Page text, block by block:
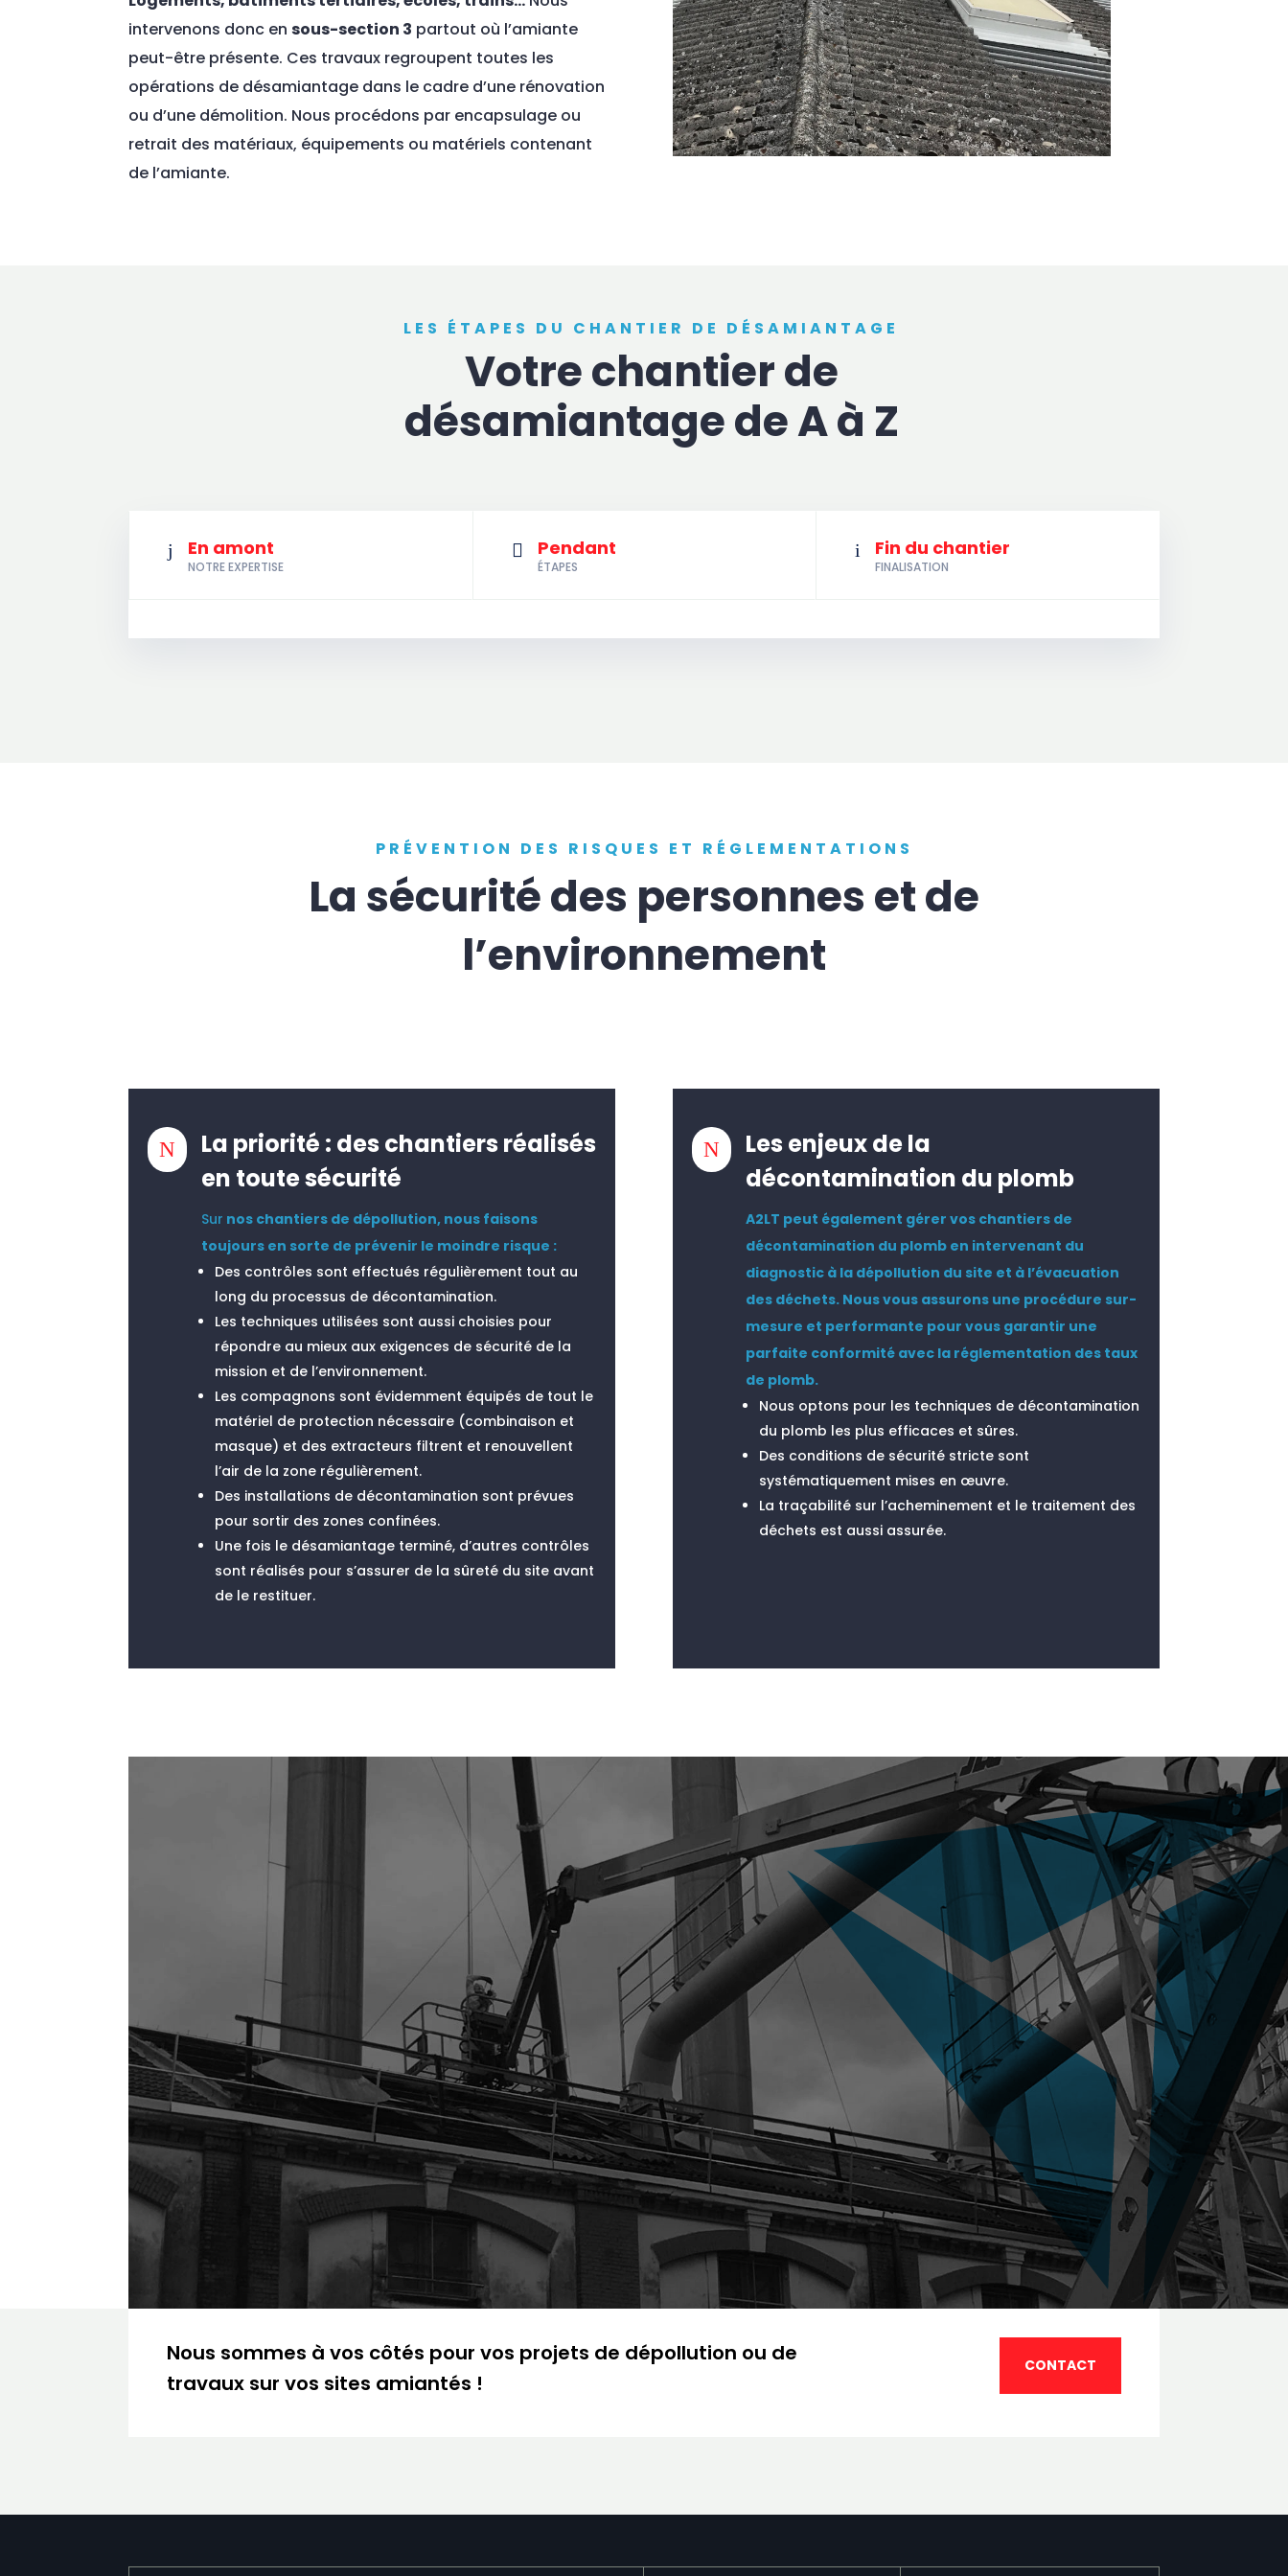
intervenons donc ensous-section 3 partout où l’amiante
peut-être présente. Ces travaux regroupent toutes les
opérations de désamiantage dans le cadre d’une rénovation
ou d’une démolition. Nous procédons par encapsulage ou
retrait des matériaux, équipements ou matériels contenant
de l’amiante.
LES ÉTAPES DU CHANTIER DE DÉSAMIANTAGE
Votre chantier de
désamiantage de A à Z
j En amont
NOTRE EXPERTISE
 Pendant
ÉTAPES
i Fin du chantier
FINALISATION
PRÉVENTION DES RISQUES ET RÉGLEMENTATIONS
La sécurité des personnes et de
l’environnement
N
La priorité : des chantiers réalisés
en toute sécurité
Sur nos chantiers de dépollution, nous faisons
toujours en sorte de prévenir le moindre risque :
Des contrôles sont effectués régulièrement tout au
long du processus de décontamination.
Les techniques utilisées sont aussi choisies pour
répondre au mieux aux exigences de sécurité de la
mission et de l’environnement.
Les compagnons sont évidemment équipés de tout le
matériel de protection nécessaire (combinaison et
masque) et des extracteurs filtrent et renouvellent
l’air de la zone régulièrement.
Des installations de décontamination sont prévues
pour sortir des zones confinées.
Une fois le désamiantage terminé, d’autres contrôles
sont réalisés pour s’assurer de la sûreté du site avant
de le restituer.
N
Les enjeux de la
décontamination du plomb
A2LT peut également gérer vos chantiers de
décontamination du plomb en intervenant du
diagnostic à la dépollution du site et à l’évacuation
des déchets. Nous vous assurons une procédure sur-
mesure et performante pour vous garantir une
parfaite conformité avec la réglementation des taux
de plomb.
Nous optons pour les techniques de décontamination
du plomb les plus efficaces et sûres.
Des conditions de sécurité stricte sont
systématiquement mises en œuvre.
La traçabilité sur l’acheminement et le traitement des
déchets est aussi assurée.
Nous sommes à vos côtés pour vos projets de dépollution ou de
travaux sur vos sites amiantés !
CONTACT